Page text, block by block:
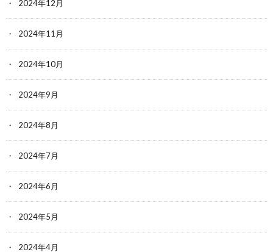
2024年12月
2024年11月
2024年10月
2024年9月
2024年8月
2024年7月
2024年6月
2024年5月
2024年4月